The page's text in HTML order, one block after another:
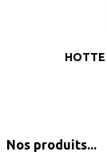
HOTTE
Nos produits...